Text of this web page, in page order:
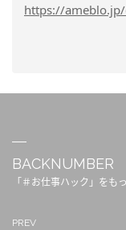
https://
BACKNUMBER
「＃お仕事ハック」をも
PREV